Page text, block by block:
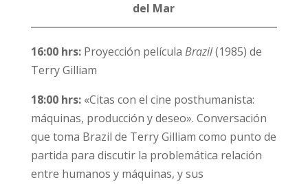
del Mar
16:00 hrs: Proyección película Brazil(1985) de
Terry Gilliam
18:00 hrs: «Citas con el cine posthumanista:
máquinas, producción y deseo». Conversación
que toma Brazil de Terry Gilliam como punto de
partida para discutir la problemática relación
entre humanos y máquinas, y sus